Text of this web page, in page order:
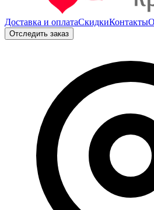
Доставка и оплатаСкидкиКонтакты
Отследить заказ